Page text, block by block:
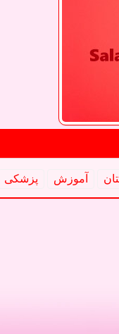
آموزش پزشكی